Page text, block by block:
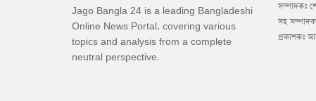
Jago Bangla 24 is a leading Bangladeshi
Online News Portal, covering various
topics and analysis from a complete
neutral perspective.
সম্পাদকঃ
সহ
প্রকাশকঃ